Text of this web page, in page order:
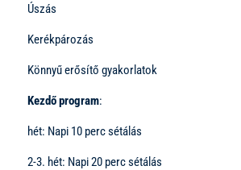
Úszás
Kerékpározás
Könnyű erősítő gyakorlatok
Kezdő program:
hét: Napi 10 perc sétálás
2-3. hét: Napi 20 perc sétálás